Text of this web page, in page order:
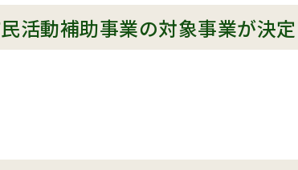
活動補助事業の対象事業が決